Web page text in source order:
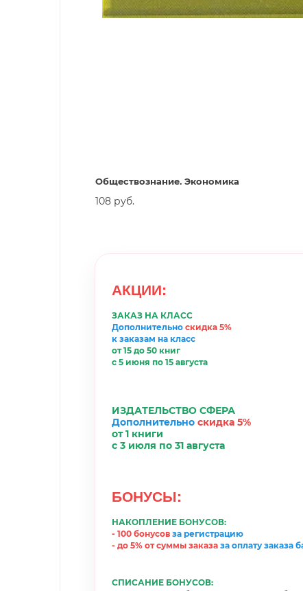
Обществознание. Экономика
108 руб.
АКЦИИ:
ЗАКАЗ НА КЛАСС
Дополнительно скидка 5%
к заказам на класс
от 15 до 50 книг
с 5 июня по 15 августа
ИЗДАТЕЛЬСТВО СФЕРА
Дополнительно скидка 5%
от 1 книги
с 3 июля по 31 августа
БОНУСЫ:
НАКОПЛЕНИЕ БОНУСОВ:
- 100 бонусов за регистрацию
- до 5% от суммы заказа за оплатузаказа
СПИСАНИЕ БОНУСОВ: